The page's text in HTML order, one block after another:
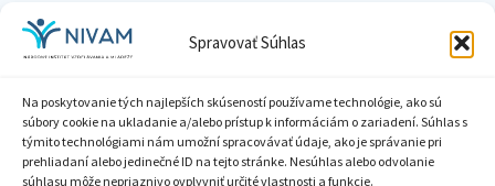
Spravovať Súhlas
Na poskytovanie tých najlepších skúseností používame technológie, ako sú
súbory cookie na ukladanie a/alebo prístup k informáciám o zariadení. Súhlas s
týmito technológiami nám umožní spracovávať údaje, ako je správanie pri
prehliadaní alebo jedinečné ID na tejto stránke. Nesúhlas alebo odvolanie
súhlasu môže nepriaznivo ovplyvniť určité vlastnosti a funkcie.
IČO: 00164348
DIČ: 2020798714
Zásady ochrany súkromia